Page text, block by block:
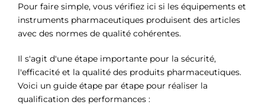
Pour faire simple, vous vérifiez ici si les équipements et
instruments pharmaceutiques produisent des articles
avec des normes de qualité cohérentes.
Il s'agit d'une étape importante pour la sécurité,
l'efficacité et la qualité des produits pharmaceutiques.
Voici un guide étape par étape pour réaliser la
qualification des performances :